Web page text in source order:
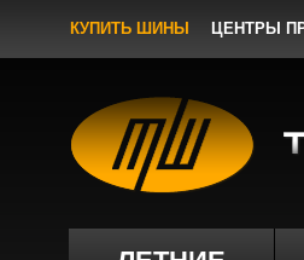
КУПИТЬ ШИНЫ ЦЕНТРЫ